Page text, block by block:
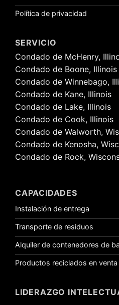
Política de privacidad
SERVICIO
Condado de McHenry,
Condado de Boone, Illinois
Condado de Winnebago,
Condado de Kane, Illinois
Condado de Lake, Illinois
Condado de Cook, Illinois
Condado de Walworth,
Condado de Kenosha,
Condado de Rock,
CAPACIDADES
Instalación de entrega
Transporte de residuos
Alquiler de contenedores de
Productos reciclados en venta
LIDERAZGO